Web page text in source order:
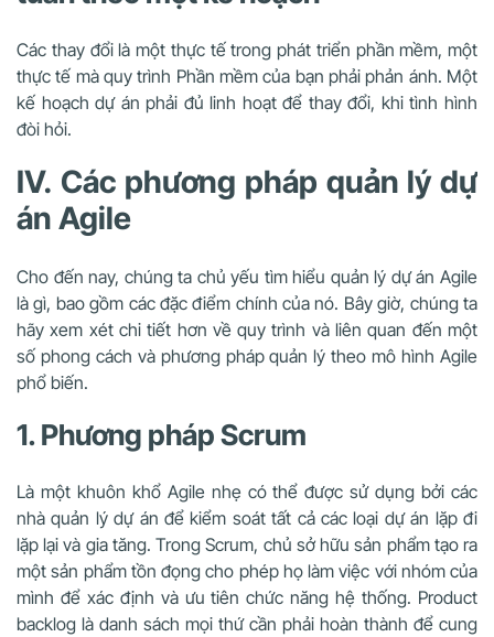
Các thay đổi là một thực tế trong phát triển phần mềm, một
thực tế mà quy trình Phần mềm của bạn phải phản ánh. Một
kế hoạch dự án phải đủ linh hoạt để thay đổi, khi tình hình
đòi hỏi.
IV. Các phương pháp quản lý dự
án Agile
Cho đến nay, chúng ta chủ yếu tìm hiểu quản lý dự án Agile
là gì, bao gồm các đặc điểm chính của nó. Bây giờ, chúng ta
hãy xem xét chi tiết hơn về quy trình và liên quan đến một
số phong cách và phương pháp quản lý theo mô hình Agile
phổ biến.
1. Phương pháp Scrum
Là một khuôn khổ Agile nhẹ có thể được sử dụng bởi các
nhà quản lý dự án để kiểm soát tất cả các loại dự án lặp đi
lặp lại và gia tăng. Trong Scrum, chủ sở hữu sản phẩm tạo ra
một sản phẩm tồn đọng cho phép họ làm việc với nhóm của
mình để xác định và ưu tiên chức năng hệ thống. Product
backlog là danh sách mọi thứ cần phải hoàn thành để cung